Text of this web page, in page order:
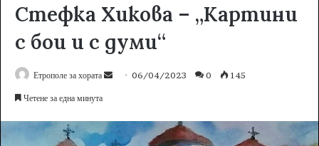
Стефка Хикова – „Картини
с бои и с думи“
Етрополе за хората
a
06/04/2023 0 145
Четене за една минута